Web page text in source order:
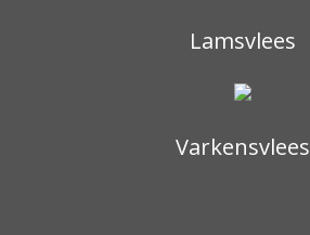
Lamsvlees
Varkensvlees